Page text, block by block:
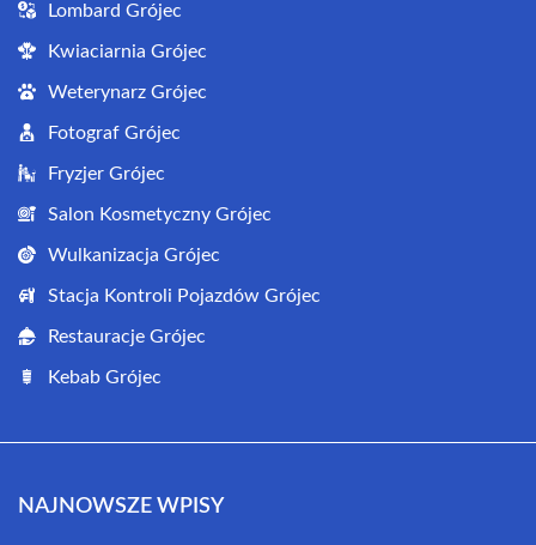
Lombard Grójec
Kwiaciarnia Grójec
Weterynarz Grójec
Fotograf Grójec
Fryzjer Grójec
Salon Kosmetyczny Grójec
Wulkanizacja Grójec
Stacja Kontroli Pojazdów Grójec
Restauracje Grójec
Kebab Grójec
NAJNOWSZE WPISY